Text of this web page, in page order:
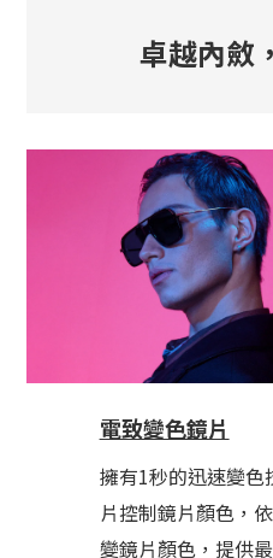
卓越內斂
電致變色鏡片
擁有1秒的迅速變色
片控制鏡片顏色，
變鏡片顏色，提供